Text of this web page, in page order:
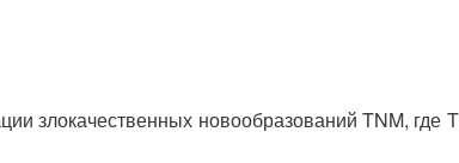
злокачественных новообразований TNM, где